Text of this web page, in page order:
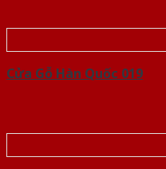
Cửa Gỗ Hàn Quốc 019